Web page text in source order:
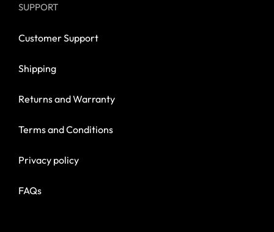
SUPPORT
Customer Support
Shipping
Returns and Warranty
Terms and Conditions
Privacy policy
FAQs